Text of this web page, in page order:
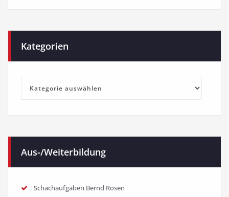
Kategorien
Kategorien
Aus-/Weiterbildung
Schachaufgaben Bernd Rosen